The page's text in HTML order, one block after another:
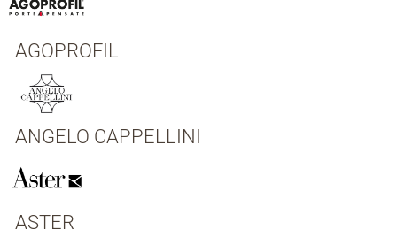
AGOPROFIL
ANGELO CAPPELLINI
ASTER